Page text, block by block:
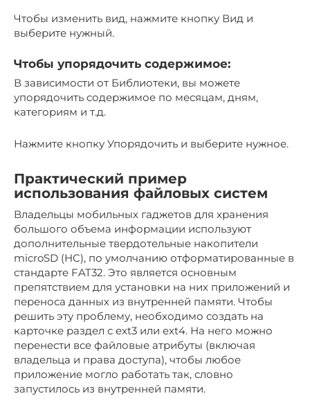
Чтобы изменить вид, нажмите кнопку Вид и
выберите нужный.
Чтобы упорядочить содержимое:
В зависимости от Библиотеки, вы можете
упорядочить содержимое по месяцам, дням,
категориям и т.д.
Нажмите кнопку Упорядочить и выберите нужное.
Практический пример
использования файловых систем
Владельцы мобильных гаджетов для хранения
большого объема информации используют
дополнительные твердотельные накопители
microSD (HC), по умолчанию отформатированные в
стандарте FAT32. Это является основным
препятствием для установки на них приложений и
переноса данных из внутренней памяти. Чтобы
решить эту проблему, необходимо создать на
карточке раздел с ext3 или ext4. На него можно
перенести все файловые атрибуты (включая
владельца и права доступа), чтобы любое
приложение могло работать так, словно
запустилось из внутренней памяти.